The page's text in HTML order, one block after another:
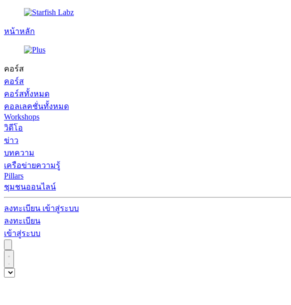
หน้าหลัก
คอร์ส
คอร์ส
คอร์สทั้งหมด
คอลเลคชั่นทั้งหมด
Workshops
วิดีโอ
ข่าว
บทความ
เครือข่ายความรู้
Pillars
ชุมชนออนไลน์
ลงทะเบียน เข้าสู่ระบบ
ลงทะเบียน
เข้าสู่ระบบ